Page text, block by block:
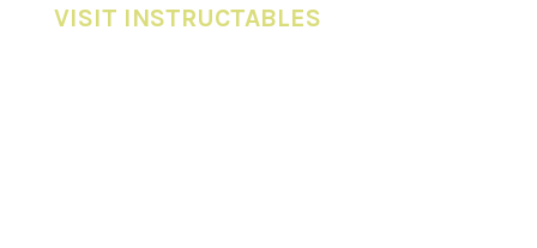
VISIT INSTRUCTABLES